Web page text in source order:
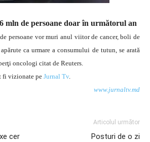
mln de persoane doar în următorul an
persoane vor muri anul viitor de cancer, boli de
ca urmare a consumului de tutun, se arată
oncologi citat de Reuters.
fi vizionate pe Jurnal Tv.
www.jurnaltv.md
cer
Articolul următor
Posturi de o zi